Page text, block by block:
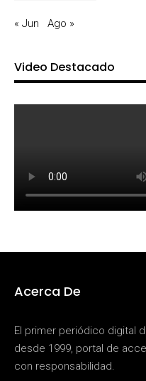
« Jun Ago »
Video Destacado
Acerca De
El primer periódico digital
desde 1999, portal de
con responsabilidad.